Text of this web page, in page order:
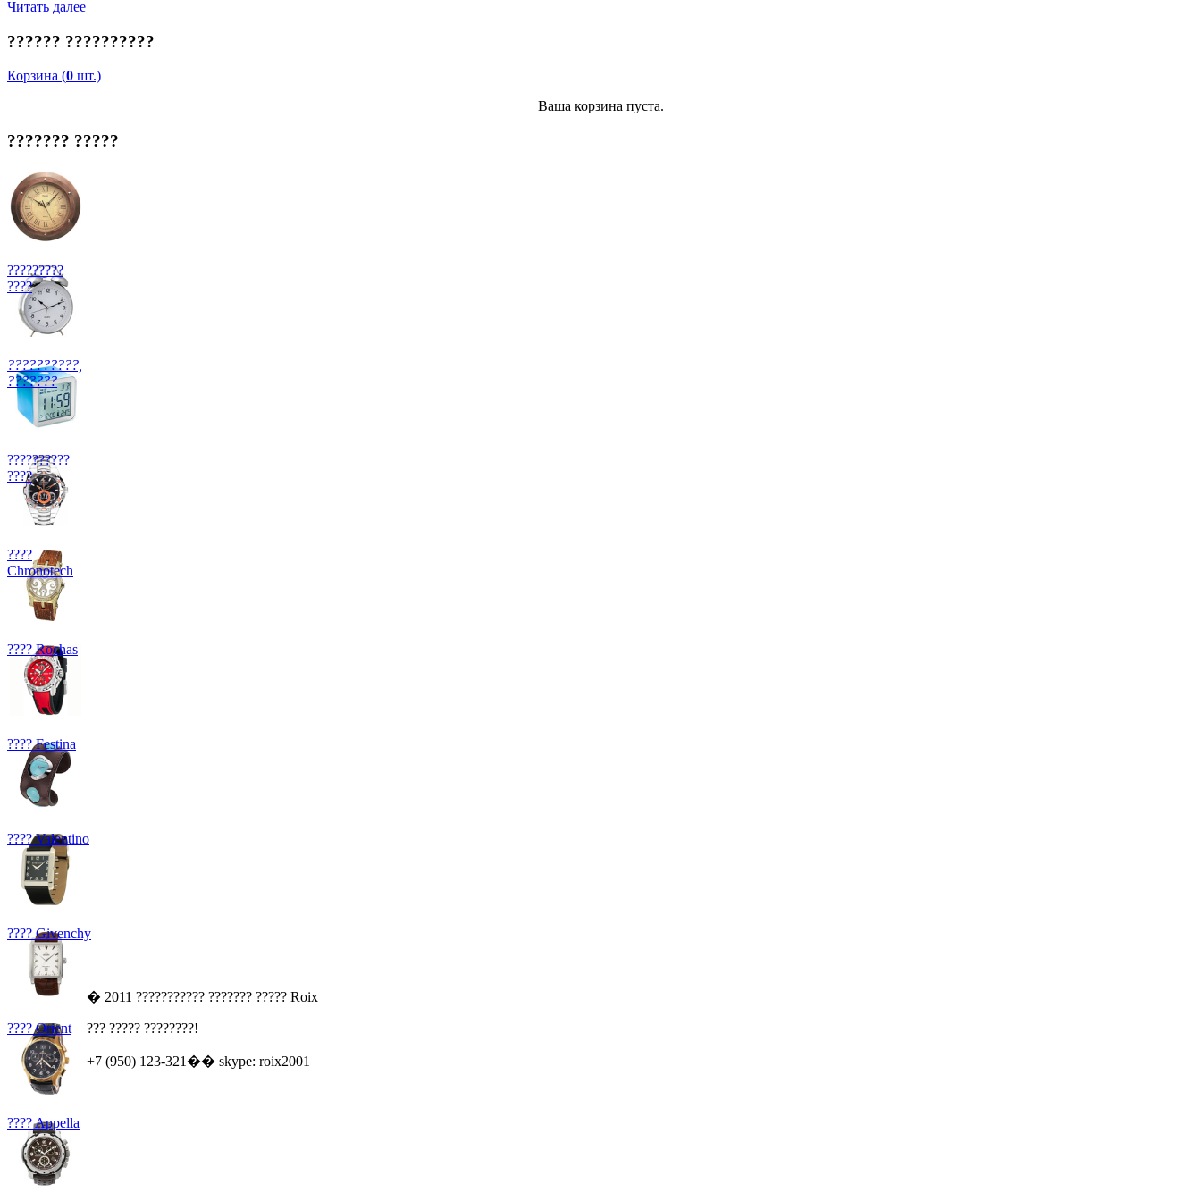
Читать далее
?????? ??????????
Корзина (0 шт.)
Ваша корзина пуста.
??????? ?????
?????????
????
??????????,
???????
??????????
????
????
Chronotech
???? Rochas
???? Festina
???? Valentino
???? Givenchy
???? Orient
???? Appella
� 2011 ??????????? ??????? ????? Roix
??? ????? ????????!
+7 (950) 123-321�� skype: roix2001